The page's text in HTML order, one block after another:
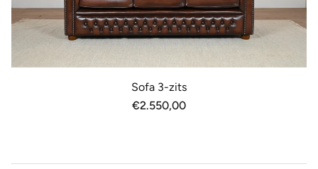
Sofa 3-zits
Normale
€2.550,00